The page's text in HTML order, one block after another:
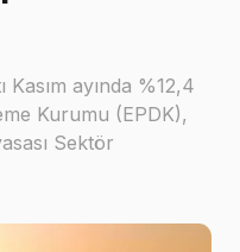
ayında %12,4
Kurumu (EPDK),
Sektör